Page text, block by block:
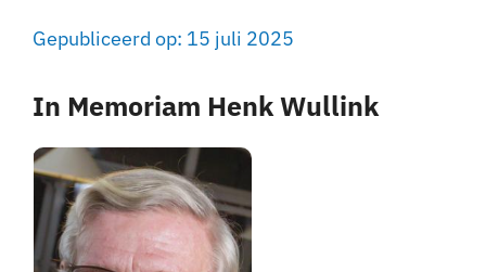
Teams
Lidmaatschap
Over PAX
Nieuws
Gepubliceerd op: 15 juli 2025
In Memoriam Henk Wullink